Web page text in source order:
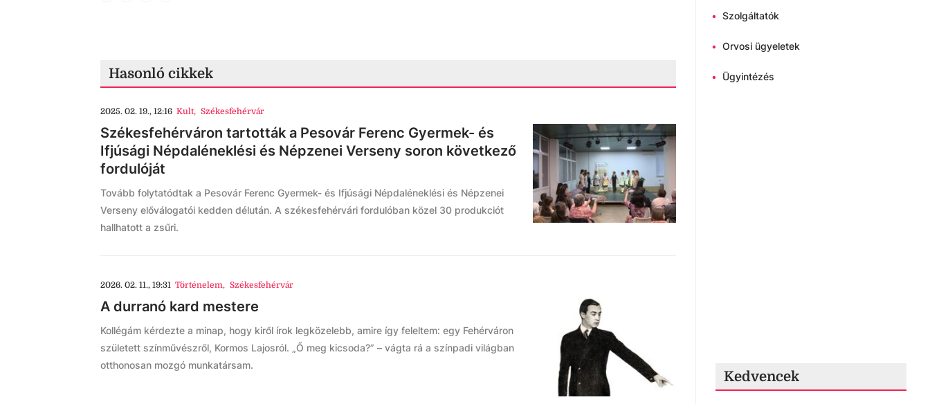
Hasonló cikkek
2025. 02. 19., 12:16 Kult, Székesfehérvár
Székesfehérváron tartották a Pesovár Ferenc Gyermek- és
Ifjúsági Népdaléneklési és Népzenei Verseny soron következő
fordulóját
Tovább folytatódtak a Pesovár Ferenc Gyermek- és Ifjúsági Népdaléneklési és Népzenei
Verseny előválogatói kedden délután. A székesfehérvári fordulóban közel 30 produkciót
hallhatott a zsűri.
2026. 02. 11., 19:31 Történelem, Székesfehérvár
A durranó kard mestere
Kollégám kérdezte a minap, hogy kiről írok legközelebb, amire így feleltem: egy Fehérváron
született színművészről, Kormos Lajosról. „Ő meg kicsoda?” – vágta rá a színpadi világban
otthonosan mozgó munkatársam.
• Szolgáltatók
• Orvosi ügyeletek
• Ügyintézés
Kedvencek